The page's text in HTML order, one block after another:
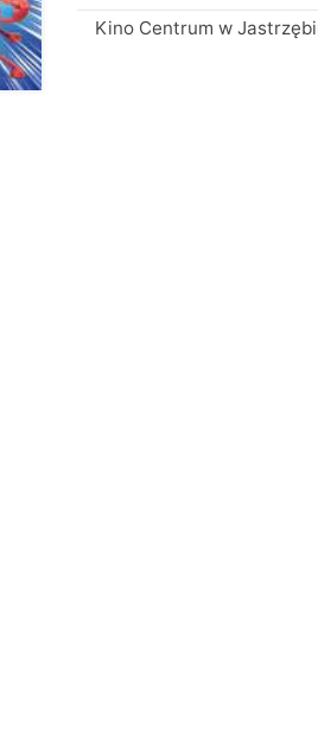
Kino Centrum w